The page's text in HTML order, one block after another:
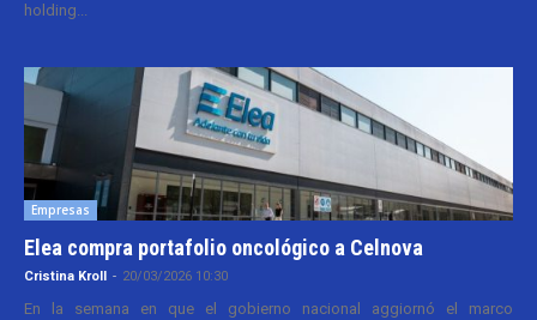
holding...
Empresas
Elea compra portafolio oncológico a Celnova
Cristina Kroll - 20/03/2026 10:30
En la semana en que el gobierno nacional aggiornó el marco